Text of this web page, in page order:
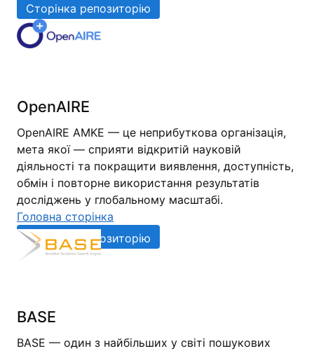
Сторінка репозиторію
OpenAIRE
OpenAIRE AMKE — це неприбуткова організація,
мета якої — сприяти відкритій науковій
діяльності та покращити виявлення, доступність,
обмін і повторне використання результатів
досліджень у глобальному масштабі.
Головна сторінка
Сторінка репозиторію
BASE
BASE — один з найбільших у світі пошукових